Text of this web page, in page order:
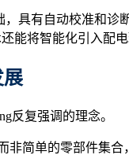
，具有自动校准和
能将智能化引入配
展
反复强调的理念。
非简单的零部件集